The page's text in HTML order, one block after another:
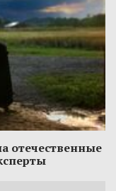
отечественные